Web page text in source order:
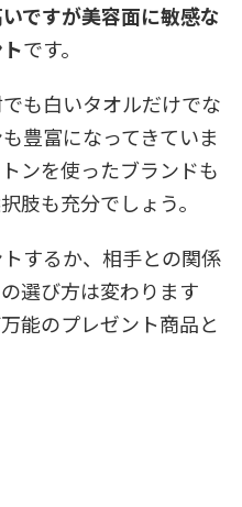
ですが美容面に敏感な
です。
も白いタオルだけでな
豊富になってきていま
ンを使ったブランドも
肢も充分でしょう。
するか、相手との関係
選び方は変わります
能のプレゼント商品と